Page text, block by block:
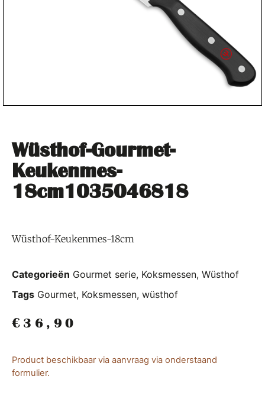
Wüsthof-Gourmet-
Keukenmes-
18cm1035046818
Wüsthof-Keukenmes-18cm
Categorieën Gourmet serie, Koksmessen, Wüsthof
Tags Gourmet, Koksmessen, wüsthof
€ 36,90
Product beschikbaar via aanvraag via onderstaand
formulier.